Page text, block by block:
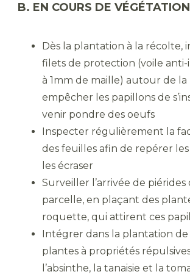
B. EN COURS DE VÉGÉTATION
Dès la plantation à la récolte,
filets de protection (voile anti-
à 1mm de maille) autour de
empêcher les papillons de
venir pondre des oeufs
Inspecter régulièrement la
des feuilles afin de repérer
les écraser
Surveiller l’arrivée de piérides
parcelle, en plaçant des
roquette, qui attirent ces
Intégrer dans la plantation
plantes à propriétés
l’absinthe, la tanaisie et la